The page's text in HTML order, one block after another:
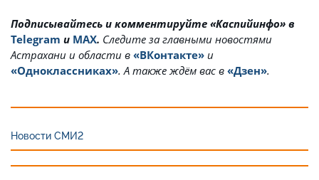
Подписывайтесь и комментируйте «Каспийинфо» в
Telegram и MAX. Cледите за главными новостями
Астрахани и области в «ВКонтакте» и
«Одноклассниках». А также ждём вас в «Дзен».
Новости СМИ2